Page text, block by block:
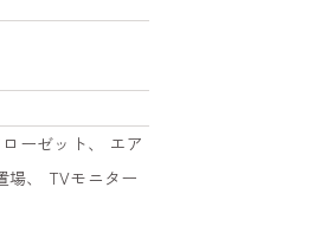
ーゼット、 エア
場、 TVモニター